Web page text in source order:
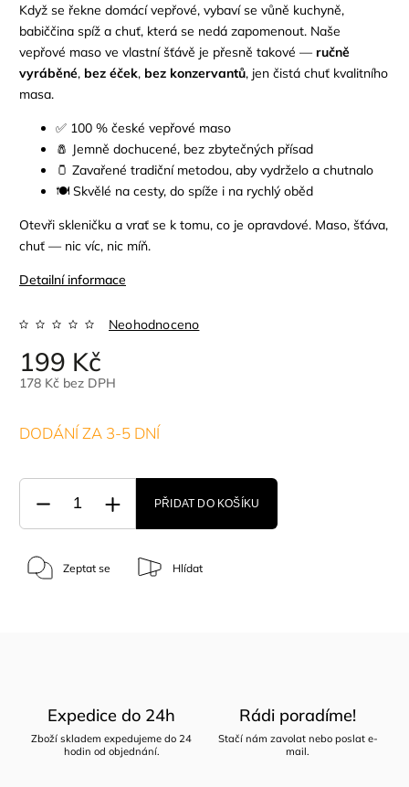
Když se řekne domácí vepřové, vybaví se vůně kuchyně,
babiččina spíž a chuť, která se nedá zapomenout. Naše
vepřové maso ve vlastní šťávě je přesně takové — ručně
vyráběné, bez éček, bez konzervantů, jen čistá chuť kvalitního
masa.
✅ 100 % české vepřové maso
🧂 Jemně dochucené, bez zbytečných přísad
🫙 Zavařené tradiční metodou, aby vydrželo a chutnalo
🍽️ Skvělé na cesty, do spíže i na rychlý oběd
Otevři skleničku a vrať se k tomu, co je opravdové. Maso, šťáva,
chuť — nic víc, nic míň.
Detailní informace
Neohodnoceno
199 Kč
178 Kč bez DPH
DODÁNÍ ZA 3-5 DNÍ
PŘIDAT DO KOŠÍKU
Zeptat se Hlídat
Expedice do 24h
Zboží skladem expedujeme do 24
hodin od objednání.
Rádi poradíme!
Stačí nám zavolat nebo poslat e-
mail.